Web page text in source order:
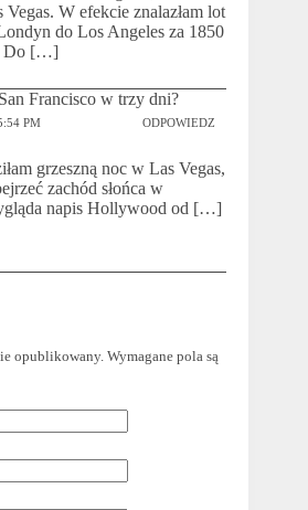
W efekcie znalazłam lot
do Los Angeles za 1850
Do […]
Francisco w trzy dni?
PM ODPOWIEDZ
grzeszną noc w Las Vegas,
zachód słońca w
napis Hollywood od […]
opublikowany. Wymagane pola są